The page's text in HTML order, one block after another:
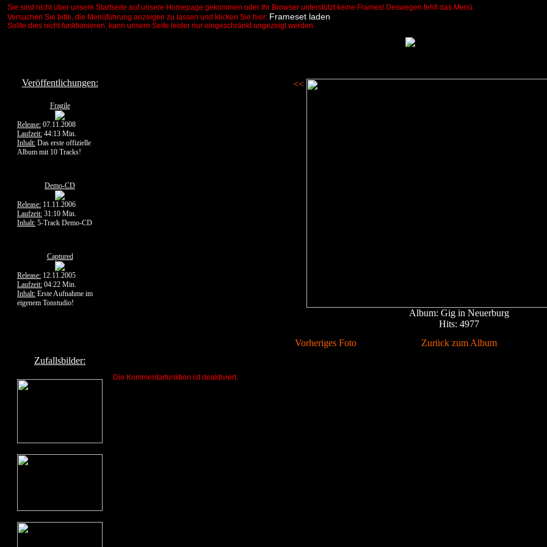
Sie sind nicht über unsere Startseite auf unsere Homepage gekommen oder Ihr Browser unterstützt keine Frames! Deswegen fehlt das Menü.
Versuchen Sie bitte, die Menüführung anzeigen zu lassen und klicken Sie hier: Frameset laden
Sollte dies nicht funktionieren, kann unsere Seite leider nur eingeschränkt angezeigt werden.
Veröffentlichungen:
Fragile
Release: 07.11.2008
Laufzeit: 44:13 Min.
Inhalt: Das erste offizielle
Album mit 10 Tracks!
Demo-CD
Release: 11.11.2006
Laufzeit: 31:10 Min.
Inhalt: 5-Track Demo-CD
Captured
Release: 12.11.2005
Laufzeit: 04:22 Min.
Inhalt: Erste Aufnahme im
eigenem Tonstudio!
Zufallsbilder:
<<
Album: Gig in Neuerburg
Hits: 4977
Vorheriges Foto
Zurück zum Album
Die Kommentarfunktion ist deaktiviert.